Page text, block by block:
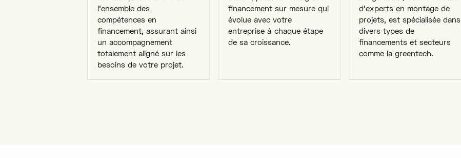
l'ensemble des
compétences en
financement, assurant ainsi
un accompagnement
totalement aligné sur les
besoins de votre projet.
financement sur mesure qui
évolue avec votre
entreprise à chaque étape
de sa croissance.
d'experts en montage de
projets, est spécialisée dans
divers types de
financements et secteurs
comme la greentech.